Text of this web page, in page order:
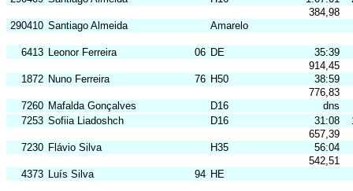
384,98
290410 Santiago Almeida Amarelo
6413 Leonor Ferreira 06 DE
35:39
914,45
1872 Nuno Ferreira 76 H50 38:59
776,83
7260 Mafalda Gonçalves D16
dns
7253 Sofiia Liadoshch D16 31:08
657,39
7230 Flávio Silva H35
56:04
542,51
4373 Luís Silva 94 HE